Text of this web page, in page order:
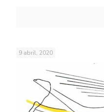
9 abril, 2020